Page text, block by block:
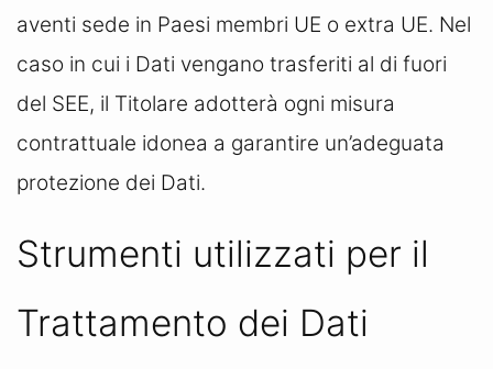
aventi sede in Paesi membri UE o extra UE. Nel
caso in cui i Dati vengano trasferiti al di fuori
del SEE, il Titolare adotterà ogni misura
contrattuale idonea a garantire un’adeguata
protezione dei Dati.
Strumenti utilizzati per il
Trattamento dei Dati